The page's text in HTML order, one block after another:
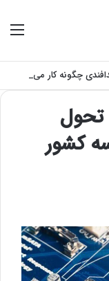
موشک‌های بالستیک و سامانه‌های رهگیری پدافندی چگونه کار می کنند؟
تحول
کشور